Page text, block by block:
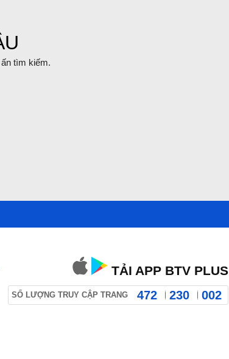
tìm kiếm.
TẢI APP BTV PLUS
472 230 002
SỐ LƯỢNG TRUY CẬP TRANG